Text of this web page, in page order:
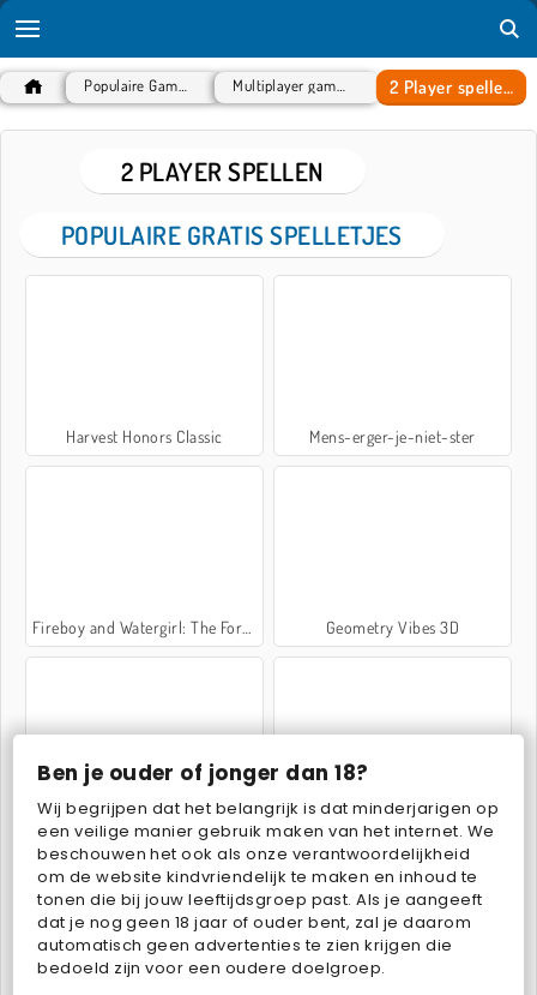
Ben je ouder of jonger dan 18?
Wij begrijpen dat het belangrijk is dat minderjarigen op
een veilige manier gebruik maken van het internet. We
beschouwen het ook als onze verantwoordelijkheid
om de website kindvriendelijk te maken en inhoud te
tonen die bij jouw leeftijdsgroep past. Als je aangeeft
dat je nog geen 18 jaar of ouder bent, zal je daarom
automatisch geen advertenties te zien krijgen die
bedoeld zijn voor een oudere doelgroep.
2 Player spellen
2 PLAYER SPELLEN
POPULAIRE GRATIS SPELLETJES
Harvest Honors Classic Mens-erger-je-niet-ster
Fireboy and Watergirl: The Forest Temple Geometry Vibes 3D
Bubble Trouble Tsunami Brainrots Online